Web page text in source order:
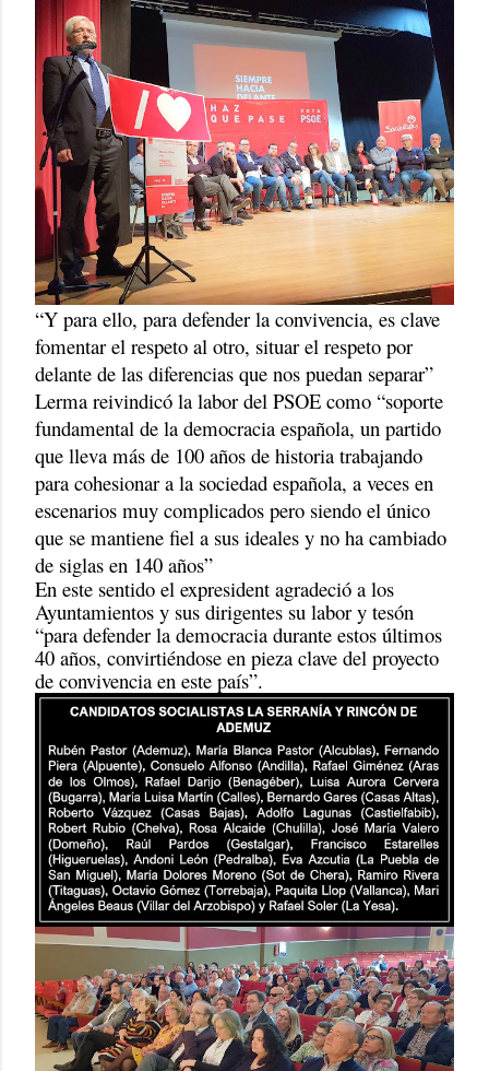
“Y para ello, para defender la convivencia, es clave
fomentar el respeto al otro, situar el respeto por
delante de las diferencias que nos puedan separar”
Lerma reivindicó la labor del PSOE como “soporte
fundamental de la democracia española, un partido
que lleva más de 100 años de historia trabajando
para cohesionar a la sociedad española, a veces en
escenarios muy complicados pero siendo el único
que se mantiene fiel a sus ideales y no ha cambiado
de siglas en 140 años”
En este sentido el expresident agradeció a los
Ayuntamientos y sus dirigentes su labor y tesón
“para defender la democracia durante estos últimos
40 años, convirtiéndose en pieza clave del proyecto
de convivencia en este país”.